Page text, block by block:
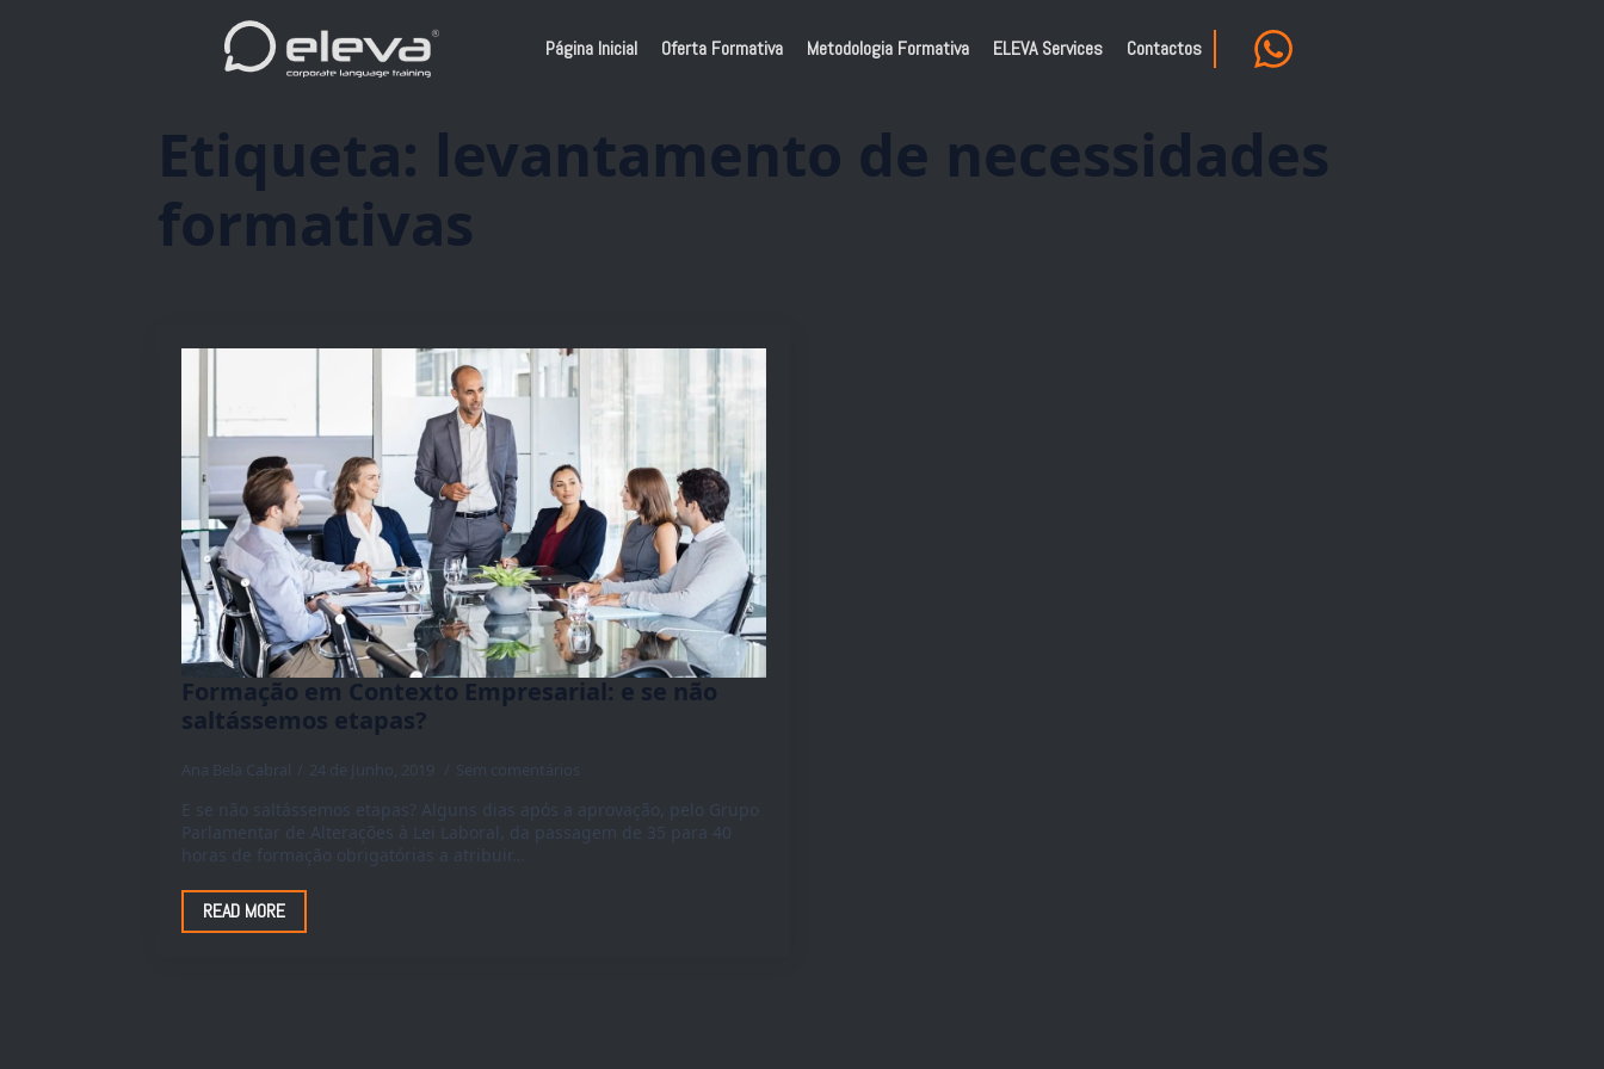
Página Inicial Oferta Formativa Metodologia Formativa ELEVA Services Contactos
Etiqueta: levantamento de necessidades
formativas
Formação em Contexto Empresarial: e se não
saltássemos etapas?
Ana Bela Cabral 24 de Junho, 2019 Sem comentários
E se não saltássemos etapas? Alguns dias após a aprovação, pelo Grupo
Parlamentar de Alterações à Lei Laboral, da passagem de 35 para 40
horas de formação obrigatórias a atribuir…
READ MORE